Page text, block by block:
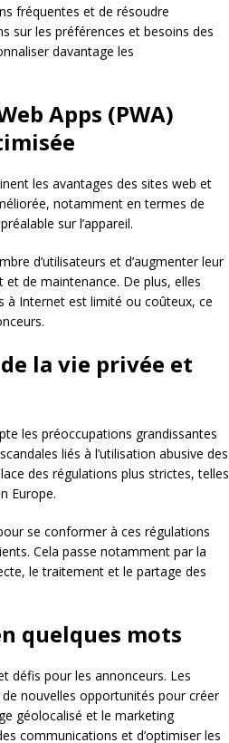
fréquentes et de résoudre
sur les préférences et besoins des
davantage les
Apps (PWA)
les avantages des sites web et
notamment en termes de
sur l’appareil.
d’utilisateurs et d’augmenter leur
de maintenance. De plus, elles
à Internet est limité ou coûteux, ce
la vie privée et
les préoccupations grandissantes
liés à l’utilisation abusive des
des régulations plus strictes, telles
Europe.
se conformer à ces régulations
Cela passe notamment par la
le traitement et le partage des
quelques mots
défis pour les annonceurs. Les
nouvelles opportunités pour créer
géolocalisé et le marketing
communications et d’optimiser les